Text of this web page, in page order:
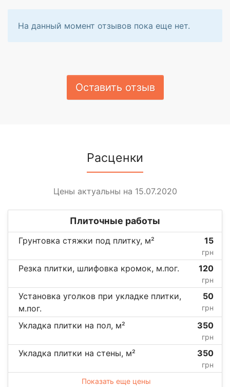
На данный момент отзывов пока еще нет.
Оставить отзыв
Расценки
Цены актуальны на 15.07.2020
Плиточные работы
Грунтовка стяжки под плитку, м² 15
грн
Резка плитки, шлифовка кромок, м.пог. 120
грн
Установка уголков при укладке плитки,
м.пог.
50
грн
Укладка плитки на пол, м² 350
грн
Укладка плитки на стены, м² 350
грн
Показать еще цены